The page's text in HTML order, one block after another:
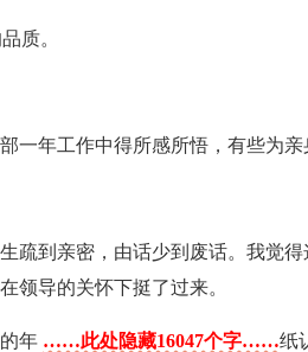
质。
一年工作中得所感所悟，有些为亲
疏到亲密，由话少到废话。我觉
领导的关怀下挺了过来。
年 ……此处隐藏16047个字……纸